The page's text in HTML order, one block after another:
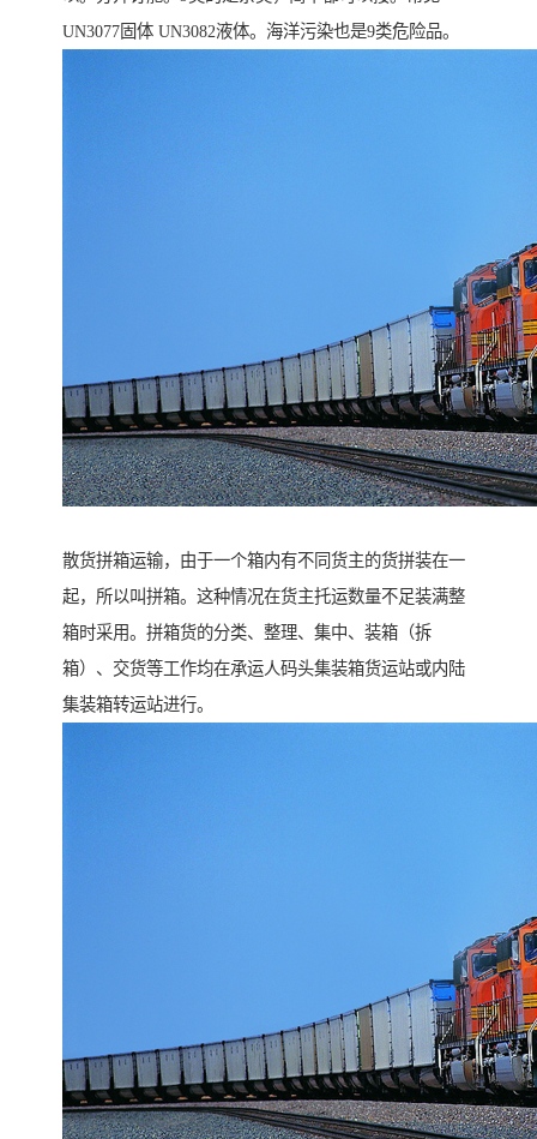
UN3077固体 UN3082液体。海洋污染也是9类危险品。
散货拼箱运输，由于一个箱内有不同货主的货拼装在一
起，所以叫拼箱。这种情况在货主托运数量不足装满整
箱时采用。拼箱货的分类、整理、集中、装箱（拆
箱）、交货等工作均在承运人码头集装箱货运站或内陆
集装箱转运站进行。